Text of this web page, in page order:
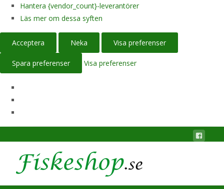
Hantera {vendor_count}-leverantörer
Läs mer om dessa syften
Acceptera Neka Visa preferenser
Spara preferenser Visa preferenser